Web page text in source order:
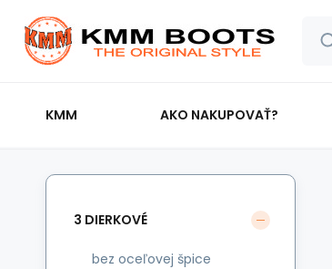
KMM AKO NAKUPOVAŤ?
3 DIERKOVÉ
bez oceľovej špice